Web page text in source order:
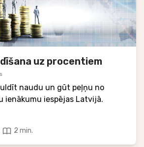
uz procentiem
naudu un gūt peļņu no
ienākumu iespējas Latvijā.
2 min.